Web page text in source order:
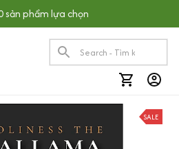
sản phẩm lựa chọn
SALE